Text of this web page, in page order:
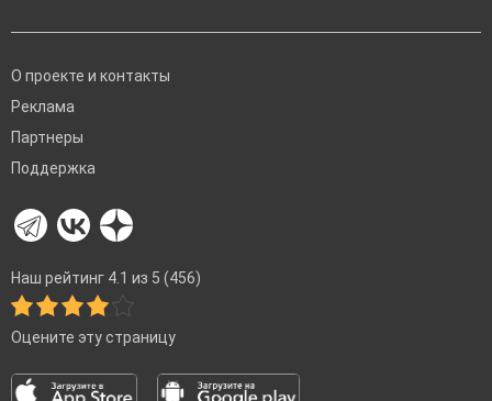
О проекте и контакты
Реклама
Партнеры
Поддержка
Наш рейтинг 4.1 из 5 (456)
Оцените эту страницу